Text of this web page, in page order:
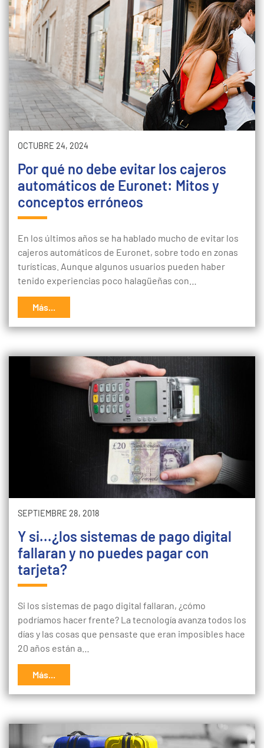
OCTUBRE 24, 2024
Por qué no debe evitar los cajeros
automáticos de Euronet: Mitos y
conceptos erróneos
En los últimos años se ha hablado mucho de evitar los
cajeros automáticos de Euronet, sobre todo en zonas
turísticas. Aunque algunos usuarios pueden haber
tenido experiencias poco halagüeñas con…
Más...
SEPTIEMBRE 28, 2018
Y si...¿los sistemas de pago digital
fallaran y no puedes pagar con
tarjeta?
Si los sistemas de pago digital fallaran, ¿cómo
podríamos hacer frente? La tecnología avanza todos los
días y las cosas que pensaste que eran imposibles hace
20 años están a…
Más...